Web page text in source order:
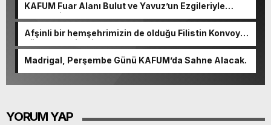
KAFUM Fuar Alanı Bulut ve Yavuz’un Ezgileriyle
Şenlendi.
Afşinli bir hemşehrimizin de olduğu Filistin Konvoyu,
güçlenerek ilerliyor.
Madrigal, Perşembe Günü KAFUM’da Sahne Alacak.
YORUM YAP